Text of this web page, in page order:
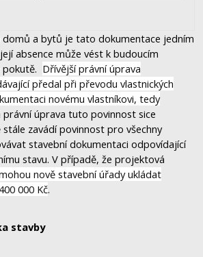
a bytů je tato dokumentace jedním
absence může vést k budoucím
Dřívější právní úprava
předal při převodu vlastnických
novému vlastníkovi, tedy
právní úprava tuto povinnost sice
zavádí povinnost pro všechny
stavební dokumentaci odpovídající
stavu. V případě, že projektová
nově stavební úřady ukládat
000 Kč.
stavby